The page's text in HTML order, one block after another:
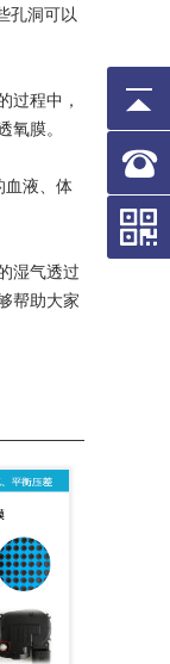
孔洞可以
过程中，
氧膜。
血液、体
湿气透过
帮助大家